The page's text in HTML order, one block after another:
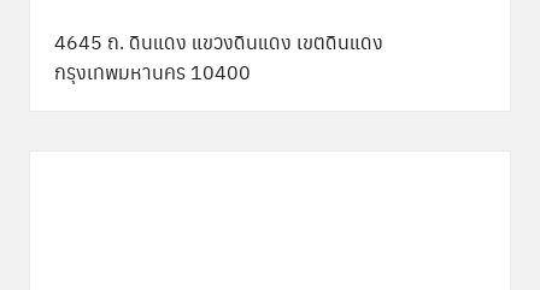
4645 ถ. ดินแดง แขวงดินแดง เขตดินแดง
กรุงเทพมหานคร 10400